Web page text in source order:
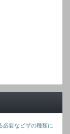
必要なビザの種類に